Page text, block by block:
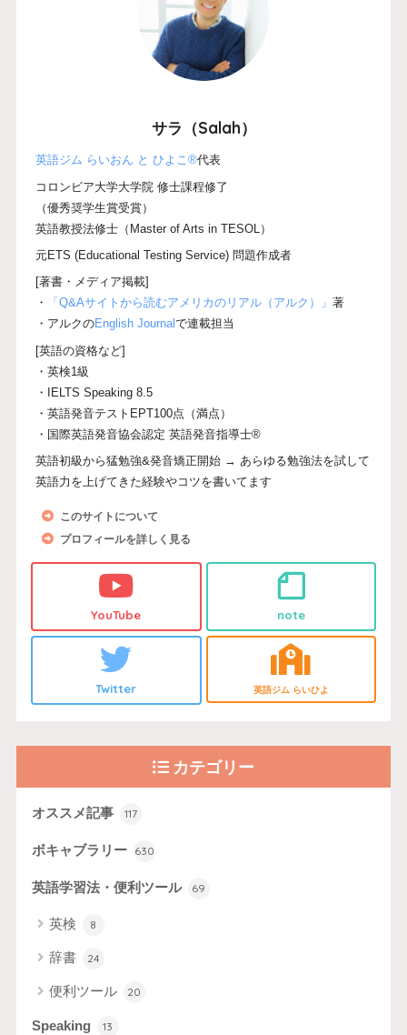
サラ（Salah）
英語ジム らいおん と ひよこ®代表
コロンビア大学大学院 修士課程修了
（優秀奨学生賞受賞）
英語教授法修士（Master of Arts in TESOL）
元ETS (Educational Testing Service) 問題作成者
[著書・メディア掲載]
・
「Q&Aサイトから読むアメリカのリアル（アルク）」著
・アルクのEnglish Journalで連載担当
[英語の資格など]
・英検1級
・IELTS Speaking 8.5
・英語発音テストEPT100点（満点）
・国際英語発音協会認定 英語発音指導士®
英語初級から猛勉強&発音矯正開始 → あらゆる勉強法を試して
英語力を上げてきた経験やコツを書いてます
このサイトについて
プロフィールを詳しく見る
YouTube note
Twitter 英語ジム らいひよ
カテゴリー
オススメ記事 117
ボキャブラリー 630
英語学習法・便利ツール 69
英検 8
辞書 24
便利ツール 20
Speaking 13